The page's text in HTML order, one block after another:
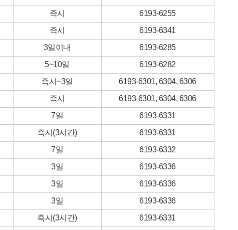
즉시 6193-6255
즉시
6193-6341
3일이내
6193-6285
5~10일
6193-6282
즉시~3일
6193-6301, 6304, 6306
즉시
6193-6301, 6304, 6306
7일
6193-6331
즉시(3시간)
6193-6331
7일
6193-6332
3일
6193-6336
3일
6193-6336
3일
6193-6336
즉시(3시간)
6193-6331